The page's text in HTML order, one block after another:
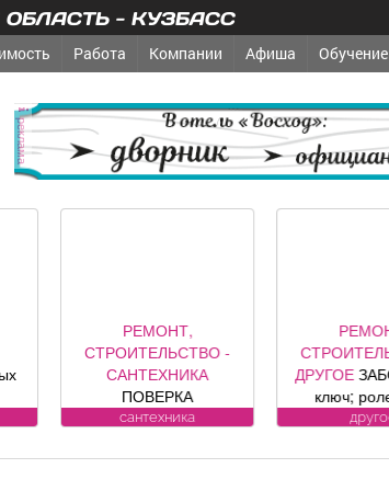
- КУЗБАСС
Работа Компании Афиша Обучение
реклама
-
САНТЕХНИКА
на
регистрация.
СТРОИТЕЛЬСТВО -
ДРУГОЕ
ЗАБОРЫ под
ключ; ролетные,
секционные ворота (от
представителя